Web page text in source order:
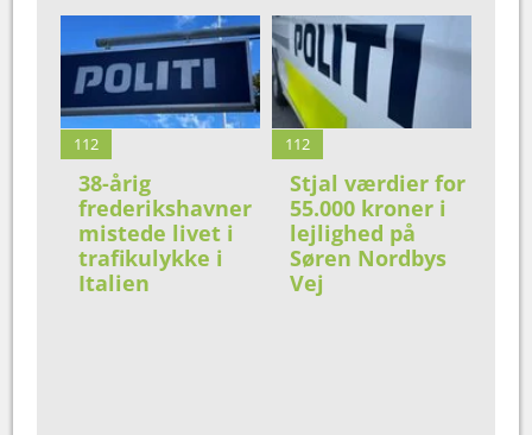
112
38-årig
frederikshavner
mistede livet i
trafikulykke i
Italien
112
Stjal værdier for
55.000 kroner i
lejlighed på
Søren Nordbys
Vej